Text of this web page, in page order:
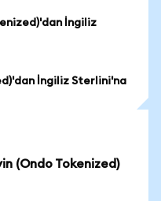
İngiliz
İngiliz Sterlini'na
(Ondo Tokenized)